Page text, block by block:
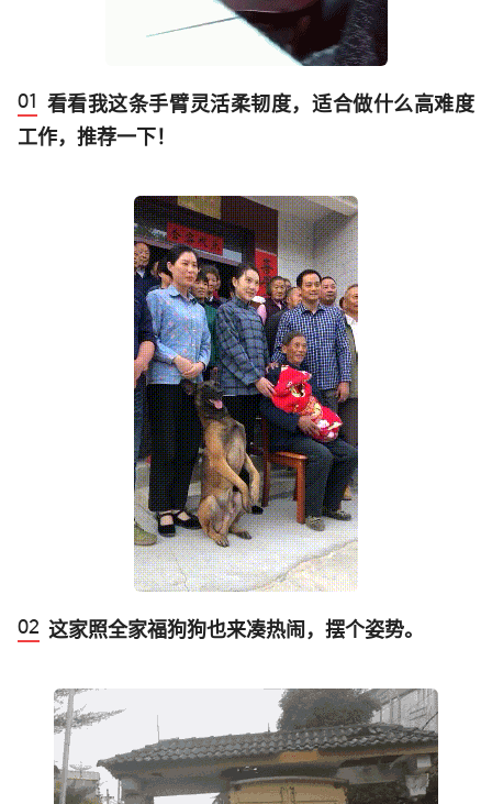
看看我这条手臂灵活柔韧度，适合做什么高难度
工作，推荐一下！
这家照全家福狗狗也来凑热闹，摆个姿势。